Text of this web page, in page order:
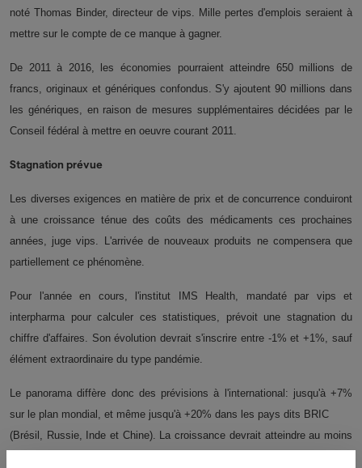
noté Thomas Binder, directeur de vips. Mille pertes d'emplois seraient à
mettre sur le compte de ce manque à gagner.
De 2011 à 2016, les économies pourraient atteindre 650 millions de
francs, originaux et génériques confondus. S'y ajoutent 90 millions dans
les génériques, en raison de mesures supplémentaires décidées par le
Conseil fédéral à mettre en oeuvre courant 2011.
Stagnation prévue
Les diverses exigences en matière de prix et de concurrence conduiront
à une croissance ténue des coûts des médicaments ces prochaines
années, juge vips.
L'arrivée de nouveaux produits ne compensera que
partiellement ce phénomène.
Pour l'année en cours, l'institut IMS Health, mandaté par vips et
interpharma pour calculer ces statistiques, prévoit une stagnation du
chiffre d'affaires. Son évolution devrait s'inscrire entre -1% et +1%, sauf
élément extraordinaire du type pandémie.
Le panorama diffère donc des prévisions à l'international: jusqu'à +7%
sur le plan mondial, et même jusqu'à +20% dans les pays dits BRIC
(Brésil, Russie, Inde et Chine). La croissance devrait atteindre au moins